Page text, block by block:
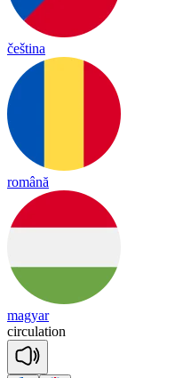
čeština
română
magyar
circulation